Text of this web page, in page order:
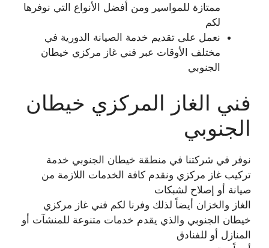
ممتازة للمواسير ومن أفضل الأنواع التي نوفرها
لكم
نعمل على تقديم خدمة الصيانة الدورية في
مختلف الأوقات عبر فني غاز مركزي خيطان
الجنوبي
فني الغاز المركزي خيطان
الجنوبي
نوفر في شركتنا في منطقة خيطان الجنوبي خدمة
تركيب غاز مركزي ونقدم كافة الخدمات اللازمة من
صيانة أو إصلاح لشبكات
الغاز والخزان أيضاً لذلك وفرنا لكم فني غاز مركزي
خيطان الجنوبي والذي يقدم خدمات متنوعة للمنشآت أو
المنازل أو للفنادق